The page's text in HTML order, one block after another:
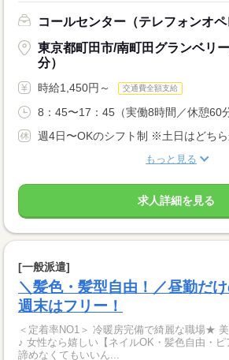
コールセンター（テレフォンオペ
東京都町田市/南町田グランベリ
分）
時給1,450円～ 交通費全額支給
8：45〜17：45（実働8時間／休憩60
週4日〜OKのシフト制 ※土日はどち
もっと見る
求人詳細を見る
[一般派遣]
＼髪色・髪型自由！／昼勤だ
週末はフリー！
＜定着率NO1＞ 冷暖房完備で綺麗な職場★
♪ 女性なら嬉しい【ネイルOK・髪色自由・
諦めなくてもいいん...